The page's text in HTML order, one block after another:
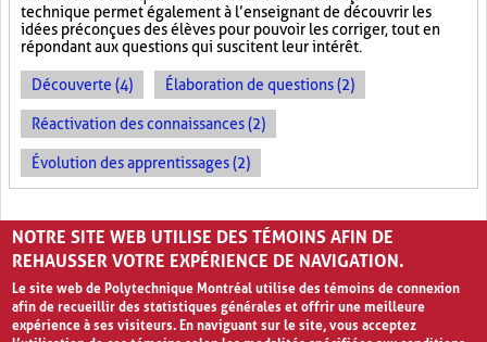
technique permet également à l’enseignant de découvrir les
idées préconçues des élèves pour pouvoir les corriger, tout en
répondant aux questions qui suscitent leur intérêt.
Découverte (4) Élaboration de questions (2)
Réactivation des connaissances (2)
Évolution des apprentissages (2)
PAGES
« ‹ 1 2 3 4 › »
NOTRE SITE WEB UTILISE DES TÉMOINS AFIN DE
REHAUSSER VOTRE EXPÉRIENCE DE NAVIGATION.
Le site web de Polytechnique Montréal utilise des témoins de connexion
afin de recueillir des statistiques générales et offrir une meilleure
expérience à ses visiteurs. En naviguant sur le site, vous acceptez